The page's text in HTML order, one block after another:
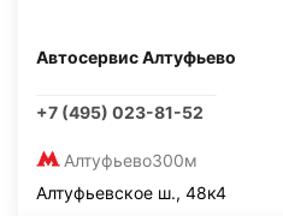
Автосервис Алтуфьево
+7 (495) 023-81-52
Алтуфьево300м
Алтуфьевское ш., 48к4